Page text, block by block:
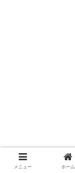
メニュー ホーム